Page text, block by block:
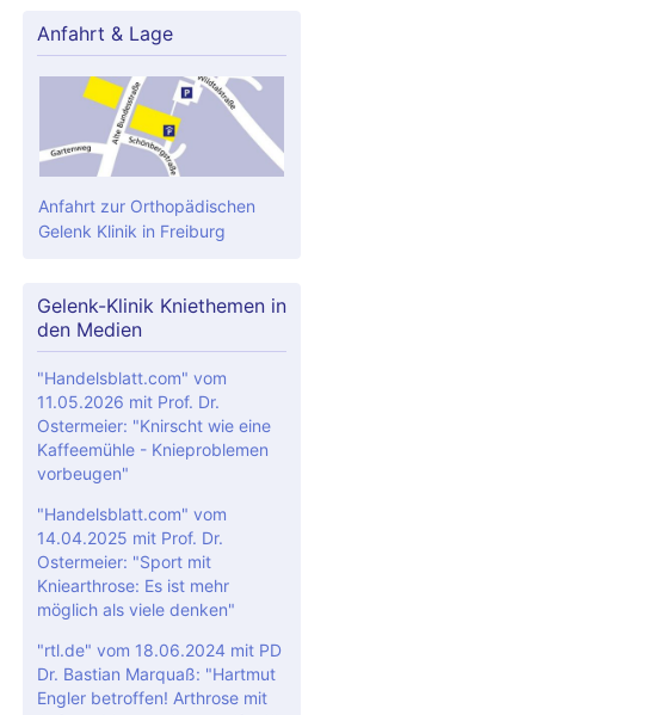
Anfahrt & Lage
Anfahrt zur Orthopädischen
Gelenk Klinik in Freiburg
Gelenk-Klinik Kniethemen in
den Medien
"Handelsblatt.com" vom
11.05.2026 mit Prof. Dr.
Ostermeier: "Knirscht wie eine
Kaffeemühle - Knieproblemen
vorbeugen"
"Handelsblatt.com" vom
14.04.2025 mit Prof. Dr.
Ostermeier: "Sport mit
Kniearthrose: Es ist mehr
möglich als viele denken"
"rtl.de" vom 18.06.2024 mit PD
Dr. Bastian Marquaß: "Hartmut
Engler betroffen! Arthrose mit